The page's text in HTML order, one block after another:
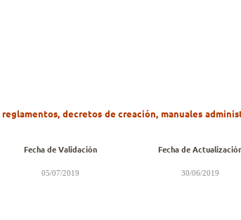
decretos de creación, manuales
Fecha de Validación Fecha de
05/07/2019 30/06/2019